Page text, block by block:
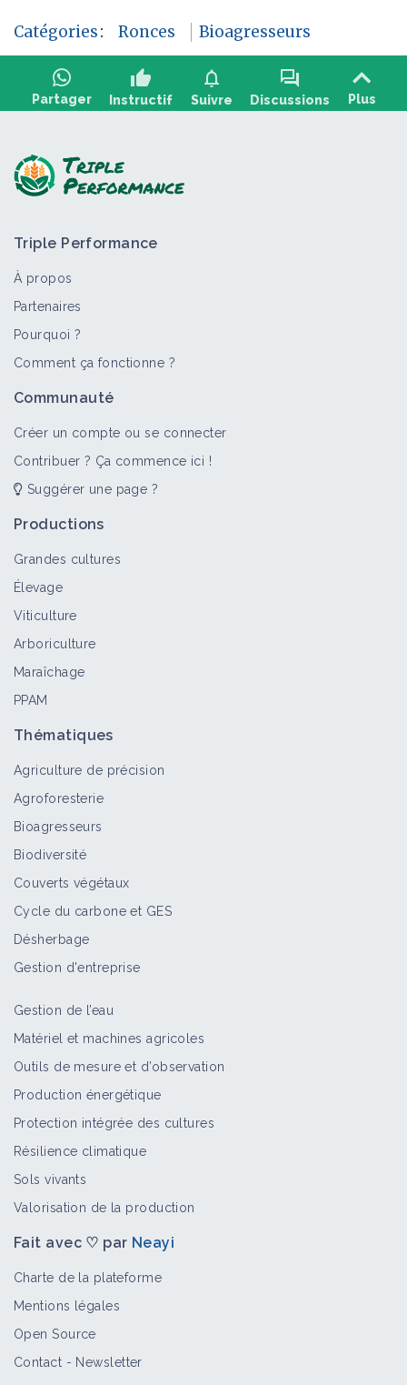
Catégories: Ronces Bioagresseurs
Partager
thumb_up
Instructif
notifications
Suivre
forum
Discussions Plus
Adventices
Vivaces
Datura stramoine
Bioagresseur
Triple Performance
À propos
Partenaires
Pourquoi ?
Comment ça fonctionne ?
Communauté
Créer un compte ou se connecter
Contribuer ? Ça commence ici !
Suggérer une page ?
Productions
Grandes cultures
Élevage
Viticulture
Arboriculture
Maraîchage
PPAM
Thématiques
Agriculture de précision
Agroforesterie
Bioagresseurs
Biodiversité
Couverts végétaux
Cycle du carbone et GES
Désherbage
Gestion d'entreprise
Gestion de l’eau
Matériel et machines agricoles
Outils de mesure et d’observation
Production énergétique
Protection intégrée des cultures
Résilience climatique
Sols vivants
Valorisation de la production
Fait avec ♡ par Neayi
Charte de la plateforme
Mentions légales
Open Source
Contact - Newsletter